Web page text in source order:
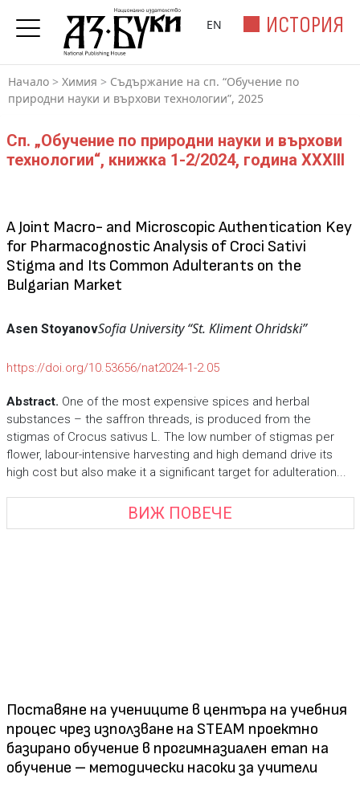
ИСТОРИЯ
EN
Начало > Химия > Съдържание на сп. “Обучение по
природни науки и върхови технологии”, 2025
Сп. „Обучение по природни науки и върхови
технологии“, книжка 1-2/2024, година XXXIII
A Joint Macro- and Microscopic Authentication Key
for Pharmacognostic Analysis of Croci Sativi
Stigma and Its Common Adulterants on the
Bulgarian Market
Asen StoyanovSofia University “St. Kliment Ohridski”
https://doi.org/10.53656/nat2024-1-2.05
Abstract. One of the most expensive spices and herbal
substances – the saffron threads, is produced from the
stigmas of Crocus sativus L. The low number of stigmas per
flower, labour-intensive harvesting and high demand drive its
high cost but also make it a significant target for adulteration...
ВИЖ ПОВЕЧЕ
Поставяне на учениците в центъра на учебния
процес чрез използване на STEAM проектно
базирано обучение в прогимназиален етап на
обучение – методически насоки за учители